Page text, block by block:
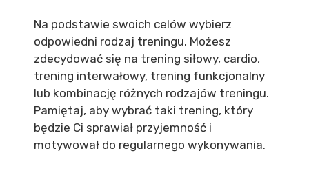
Na podstawie swoich celów wybierz
odpowiedni rodzaj treningu. Możesz
zdecydować się na trening siłowy, cardio,
trening interwałowy, trening funkcjonalny
lub kombinację różnych rodzajów treningu.
Pamiętaj, aby wybrać taki trening, który
będzie Ci sprawiał przyjemność i
motywował do regularnego wykonywania.